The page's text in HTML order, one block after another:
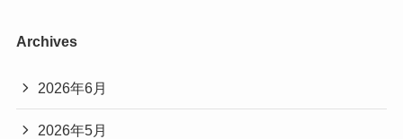
Archives
2026年6月
2026年5月